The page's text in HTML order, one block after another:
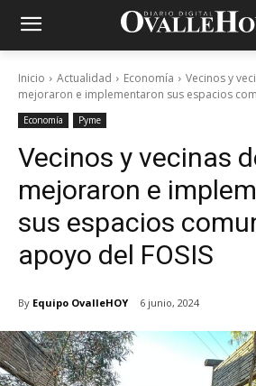
Inicio Actualidad Economía
Vecinos y
mejoraron e implementaron sus espacios
Economía Pyme
Vecinos y vecinas
mejoraron e
sus espacios
apoyo del FOSIS
By Equipo OvalleHOY 6 junio, 2024